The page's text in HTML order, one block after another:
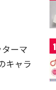
ーマ
キャラ